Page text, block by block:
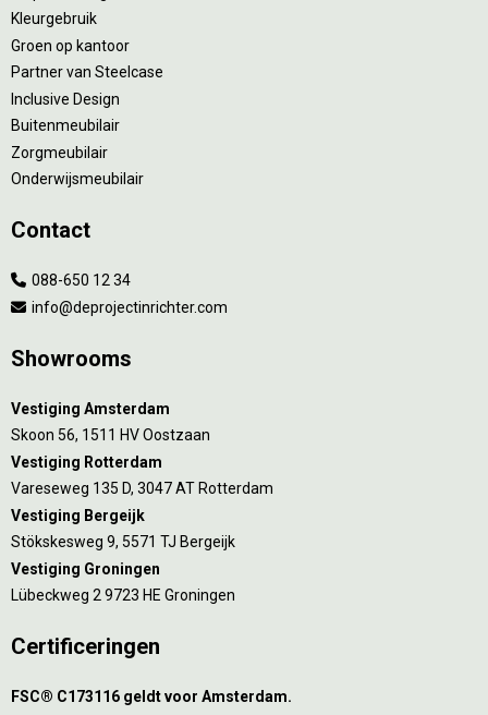
Kleurgebruik
Groen op kantoor
Partner van Steelcase
Inclusive Design
Buitenmeubilair
Zorgmeubilair
Onderwijsmeubilair
Contact
088-650 12 34
info@deprojectinrichter.com
Showrooms
Vestiging Amsterdam
Skoon 56, 1511 HV Oostzaan
Vestiging Rotterdam
Vareseweg 135 D, 3047 AT Rotterdam
Vestiging Bergeijk
Stökskesweg 9, 5571 TJ Bergeijk
Vestiging Groningen
Lübeckweg 2 9723 HE Groningen
Certificeringen
FSC® C173116 geldt voor Amsterdam.